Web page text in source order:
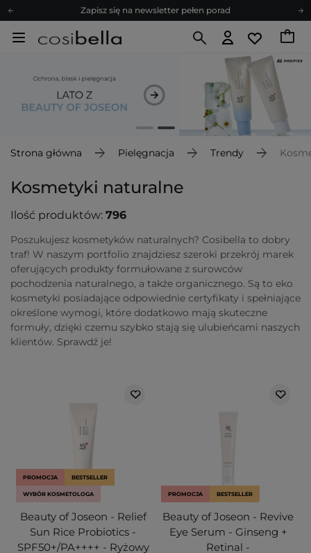
Zapisz się na newsletter pełen porad
Bezpłatne konsultacje kosmetologiczne
Poleć nas i zyskaj jeszcze więcej punktów
Zapisz się na newsletter pełen porad
Strona główna Pielęgnacja Trendy
Kosmetyki naturalne
Ilość produktów: 796
Poszukujesz kosmetyków naturalnych? Cosibella to dobry
traf! W naszym portfolio znajdziesz szeroki przekrój marek
oferujących produkty formułowane z surowców
pochodzenia naturalnego, a także organicznego. Są to eko
kosmetyki posiadające odpowiednie certyfikaty i spełniające
określone wymogi, które dodatkowo mają skuteczne
formuły, dzięki czemu szybko stają się ulubieńcami naszych
klientów. Sprawdź je!
PROMOCJA BESTSELLER
WYBÓR KOSMETOLOGA
Beauty of Joseon - Relief
Sun Rice Probiotics -
SPF50+/PA++++ - Ryżowy
PROMOCJA BESTSELLER
Beauty of Joseon - Revive
Eye Serum - Ginseng +
Retinal -